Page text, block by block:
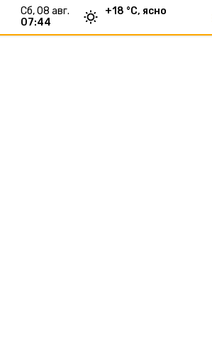
сб, 08 авг.
07:44
+18 °С, ясно